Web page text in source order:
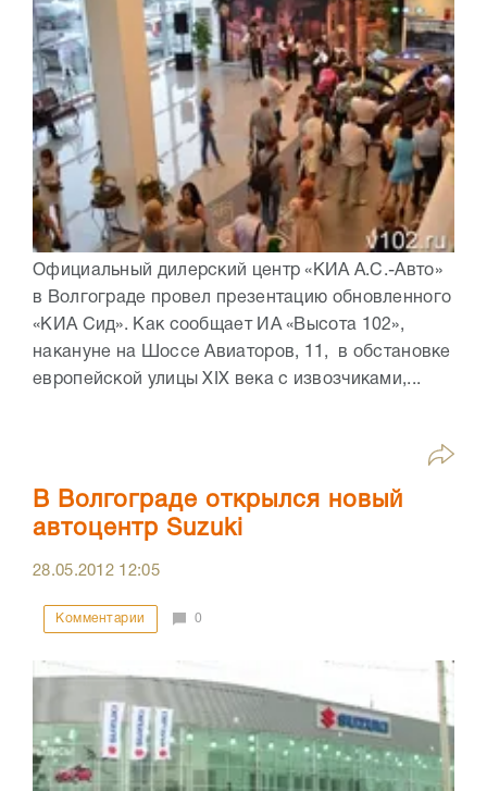
Официальный дилерский центр «КИА А.С.-Авто»
в Волгограде провел презентацию обновленного
«КИА Сид». Как сообщает ИА «Высота 102»,
накануне на Шоссе Авиаторов, 11, в обстановке
европейской улицы XIX века с извозчиками,...
В Волгограде открылся новый
автоцентр Suzuki
28.05.2012 12:05
Комментарии 0